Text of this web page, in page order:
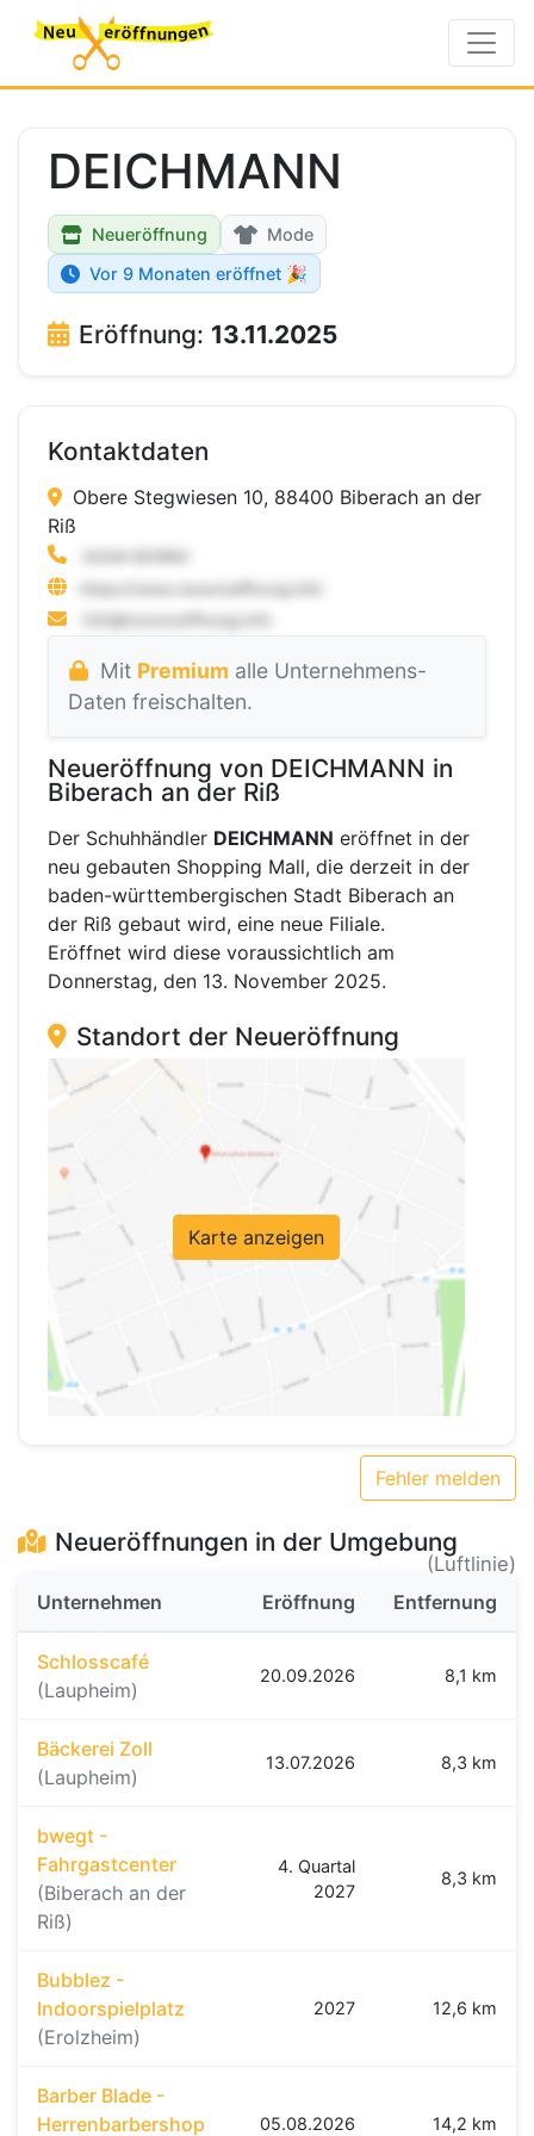
DEICHMANN
Neueröffnung
Mode
Vor 9 Monaten eröffnet 🎉
Eröffnung: 13.11.2025
Kontaktdaten
Obere Stegwiesen 10, 88400 Biberach an der
Riß
Mit Premium alle Unternehmens-
Daten freischalten.
Neueröffnung von DEICHMANN in
Biberach an der Riß
Der Schuhhändler DEICHMANN eröffnet in der
neu gebauten Shopping Mall, die derzeit in der
baden-württembergischen Stadt Biberach an
der Riß gebaut wird, eine neue Filiale.
Eröffnet wird diese voraussichtlich am
Donnerstag, den 13. November 2025.
Standort der Neueröffnung
Karte anzeigen
Fehler melden
Neueröffnungen in der Umgebung
(Luftlinie)
Unternehmen
Eröffnung Entfernung
Schlosscafé
(Laupheim)
20.09.2026 8,1 km
Bäckerei Zoll
(Laupheim)
13.07.2026 8,3 km
bwegt -
Fahrgastcenter
(Biberach an der
Riß)
4. Quartal
2027
8,3 km
Bubblez -
Indoorspielplatz
(Erolzheim)
2027 12,6 km
Barber Blade -
Herrenbarbershop
05.08.2026 14,2 km